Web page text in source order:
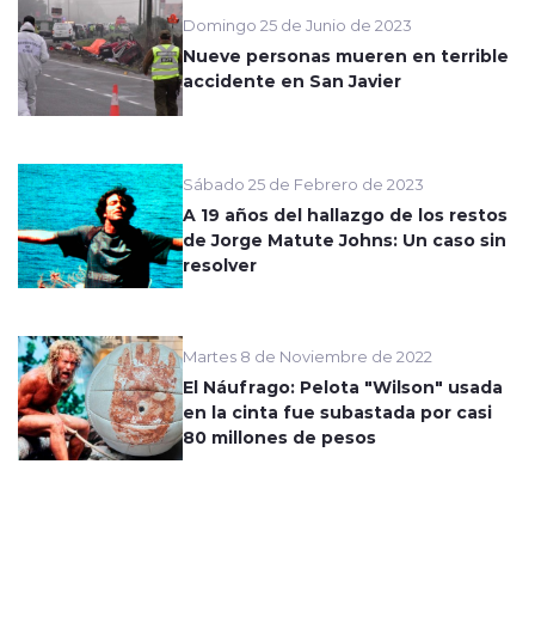
Domingo 25 de Junio de 2023
Nueve personas mueren en terrible
accidente en San Javier
Sábado 25 de Febrero de 2023
A 19 años del hallazgo de los restos
de Jorge Matute Johns: Un caso sin
resolver
Martes 8 de Noviembre de 2022
El Náufrago: Pelota "Wilson" usada
en la cinta fue subastada por casi
80 millones de pesos